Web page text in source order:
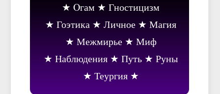
Oгам
Гностицизм
Гоэтика
Личное
Магия
Межмирье
Миф
Наблюдения
Путь
Руны
Теургия